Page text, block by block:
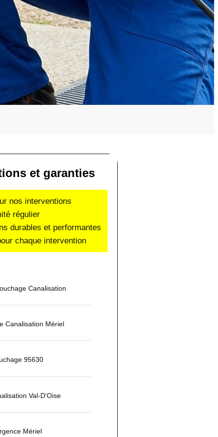
et garanties
nos interventions
régulier
durables et performantes
chaque intervention
Canalisation
Canalisation Mériel
95630
Val-D'Oise
Mériel